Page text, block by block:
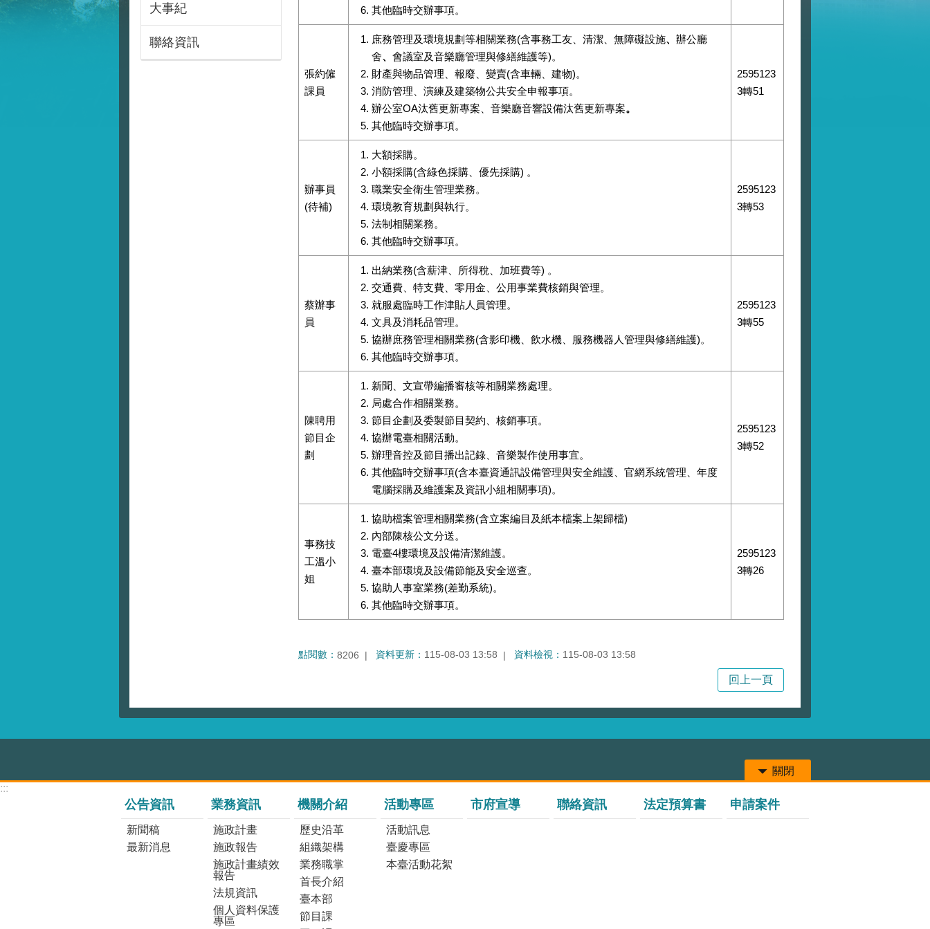
大事紀
聯絡資訊
其他臨時交辦事項。
張約僱
課員
庶務管理及環境規劃等相關業務(含事務工友、清潔、無障礙設施、 辦公廳
舍、 會議室及音樂廳管理與修繕維護等)。
財產與物品管理、報廢、變賣(含車輛、建物)。
消防管理、演練及建築物公共安全申報事項。
辦公室OA汰舊更新專案、音樂廳音響設備汰舊更新專案。
其他臨時交辦事項。
2595123
3轉51
辦事員
(待補)
大額採購。
小額採購(含綠色採購、優先採購) 。
職業安全衛生管理業務。
環境教育規劃與執行。
法制相關業務。
其他臨時交辦事項。
2595123
3轉53
蔡辦事
員
出納業務(含薪津、所得稅、加班費等) 。
交通費、特支費、零用金、公用事業費核銷與管理。
就服處臨時工作津貼人員管理。
文具及消耗品管理。
協辦庶務管理相關業務(含影印機、飲水機、服務機器人管理與修繕維護)。
其他臨時交辦事項。
2595123
3轉55
陳聘用
節目企
劃
新聞、文宣帶編播審核等相關業務處理。
局處合作相關業務。
節目企劃及委製節目契約、核銷事項。
協辦電臺相關活動。
辦理音控及節目播出記錄、音樂製作使用事宜。
其他臨時交辦事項(含本臺資通訊設備管理與安全維護、官網系統管理、年度
電腦採購及維護案及資訊小組相關事項)。
2595123
3轉52
事務技
工溫小
姐
協助檔案管理相關業務(含立案編目及紙本檔案上架歸檔)
內部陳核公文分送。
電臺4樓環境及設備清潔維護。
臺本部環境及設備節能及安全巡查。
協助人事室業務(差勤系統)。
其他臨時交辦事項。
2595123
3轉26
點閱數： 8206 資料更新： 115-08-03 13:58 資料檢視： 115-08-03 13:58
回上一頁
關閉
:::
公告資訊
新聞稿
最新消息
業務資訊
施政計畫
施政報告
施政計畫績效
報告
法規資訊
個人資料保護
專區
機關介紹
歷史沿革
組織架構
業務職掌
首長介紹
臺本部
節目課
活動專區
活動訊息
臺慶專區
本臺活動花絮
市府宣導 聯絡資訊 法定預算書 申請案件